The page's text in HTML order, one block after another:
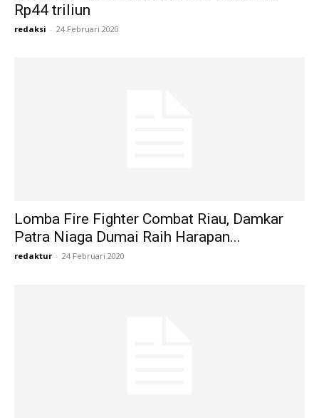
Rp44 triliun
redaksi - 24 Februari 2020
Lomba Fire Fighter Combat Riau, Damkar
Patra Niaga Dumai Raih Harapan...
redaktur - 24 Februari 2020